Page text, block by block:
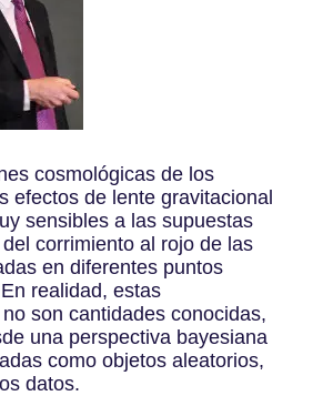
cosmológicas de los
efectos de lente gravitacional
sensibles a las supuestas
corrimiento al rojo de las
en diferentes puntos
realidad, estas
son cantidades conocidas,
una perspectiva bayesiana
como objetos aleatorios,
datos.